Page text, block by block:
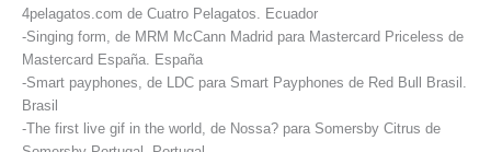
4pelagatos.com de Cuatro Pelagatos. Ecuador
-Singing form, de MRM McCann Madrid para Mastercard Priceless de
Mastercard España. España
-Smart payphones, de LDC para Smart Payphones de Red Bull Brasil.
Brasil
-The first live gif in the world, de Nossa? para Somersby Citrus de